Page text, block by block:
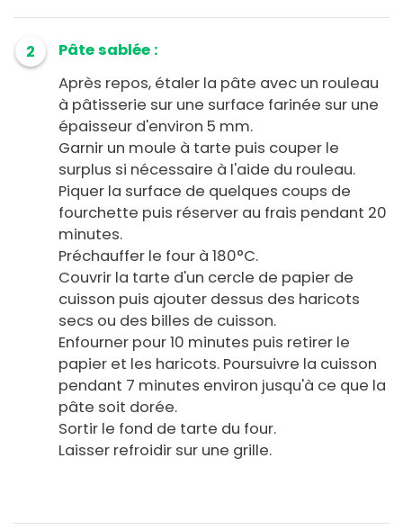
2
Pâte sablée :
Après repos, étaler la pâte avec un rouleau
à pâtisserie sur une surface farinée sur une
épaisseur d'environ 5 mm.
Garnir un moule à tarte puis couper le
surplus si nécessaire à l'aide du rouleau.
Piquer la surface de quelques coups de
fourchette puis réserver au frais pendant 20
minutes.
Préchauffer le four à 180°C.
Couvrir la tarte d'un cercle de papier de
cuisson puis ajouter dessus des haricots
secs ou des billes de cuisson.
Enfourner pour 10 minutes puis retirer le
papier et les haricots. Poursuivre la cuisson
pendant 7 minutes environ jusqu'à ce que la
pâte soit dorée.
Sortir le fond de tarte du four.
Laisser refroidir sur une grille.